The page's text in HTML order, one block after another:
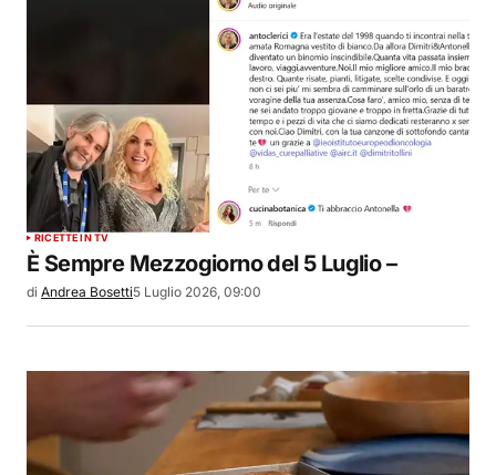
RICETTE IN TV
È Sempre Mezzogiorno del 5 Luglio –
di Andrea Bosetti5 Luglio 2026, 09:00